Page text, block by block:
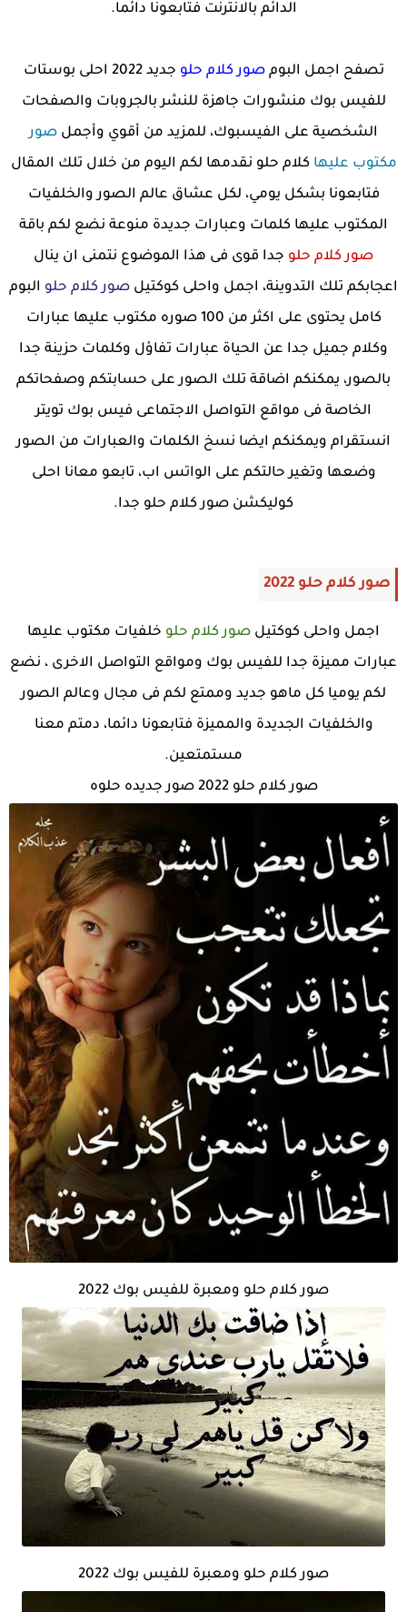
الدائم بالانترنت فتابعونا دائما.
تصفح اجمل البومصور كلام حلو
جديد 2022 احلى بوستات
للفيس بوك منشورات جاهزة للنشر بالجروبات والصفحات
الشخصية على الفيسبوك، للمزيد من أقوي وأجمل صور
مكتوب عليها كلام حلو نقدمها لكم اليوم من خلال تلك المقال
فتابعونا بشكل يومي، لكل عشاق عالم الصور والخلفيات
المكتوب عليها كلمات وعبارات جديدة منوعة نضع لكم باقة
صور كلام حلو جدا قوى فى هذا الموضوع نتمنى ان ينال
اعجابكم تلك التدوينة، اجمل واحلى كوكتيل صور كلام حلو البوم
كامل يحتوى على اكثر من 100 صوره مكتوب عليها عبارات
وكلام جميل جدا عن الحياة عبارات تفاؤل وكلمات حزينة جدا
بالصور، يمكنكم اضاقة تلك الصور على حسابتكم وصفحاتكم
الخاصة فى مواقع التواصل الاجتماعى فيس بوك تويتر
انستقرام ويمكنكم ايضا نسخ الكلمات والعبارات من الصور
وضعها وتغير حالتكم على الواتس اب، تابعو معانا احلى
كوليكشن صور كلام حلو جدا.
صور كلام حلو 2022
اجمل واحلى كوكتيل صور كلام حلو خلفيات مكتوب عليها
عبارات مميزة جدا للفيس بوك ومواقع التواصل الاخرى ، نضع
لكم يوميا كل ماهو جديد وممتع لكم فى مجال وعالم الصور
والخلفيات الجديدة والمميزة فتابعونا دائما، دمتم معنا
مستمتعين.
صور كلام حلو 2022 صور جديده حلوه
صور كلام حلو ومعبرة للفيس بوك 2022
صور كلام حلو ومعبرة للفيس بوك 2022